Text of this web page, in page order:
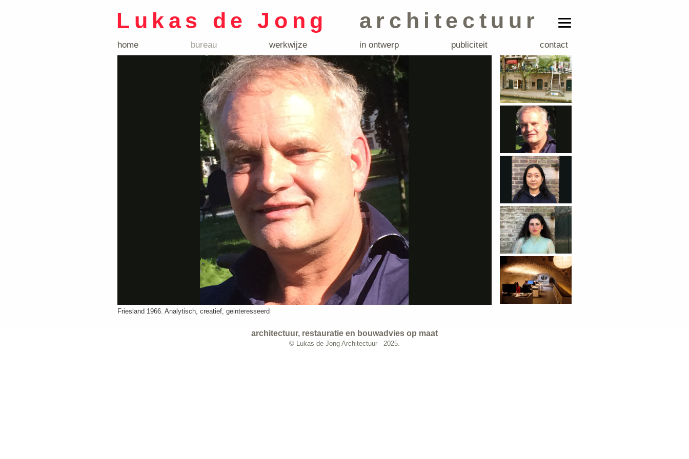
Lukas de Jong architectuur
home bureau werkwijze in ontwerp publiciteit contact
Friesland 1966. Analytisch, creatief, geinteresseerd
architectuur, restauratie en bouwadvies op maat
© Lukas de Jong Architectuur - 2025.